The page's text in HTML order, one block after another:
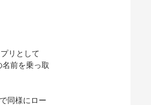
リとして
前を乗っ取
同様にロー